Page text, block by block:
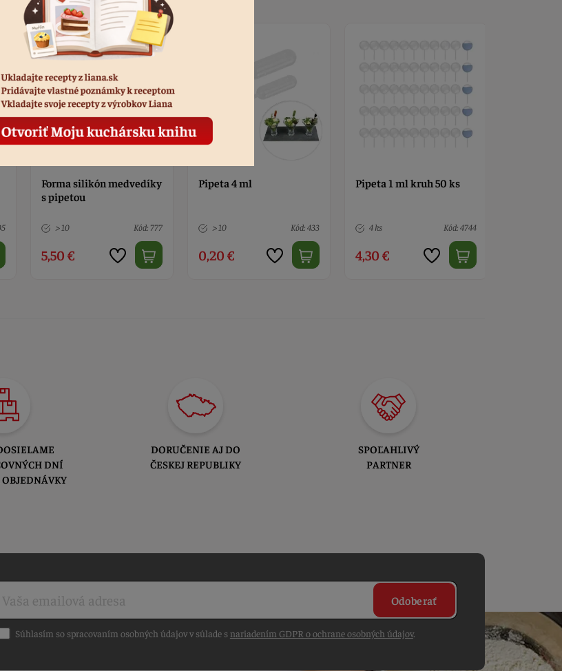
Forma silikón medvedíky
s pipetou
> 10 Kód: 777
5,50 €
Pipeta 4 ml
> 10 Kód: 433
0,20 €
Pipeta 1 ml kruh 50 ks
4 ks Kód: 4744
4,30 €
DNÍ
DORUČENIE AJ DO
ČESKEJ REPUBLIKY
SPOĽAHLIVÝ
PARTNER
Odoberať
Súhlasím so spracovaním osobných údajov v súlade snariadením GDPR o ochrane osobných údajov.